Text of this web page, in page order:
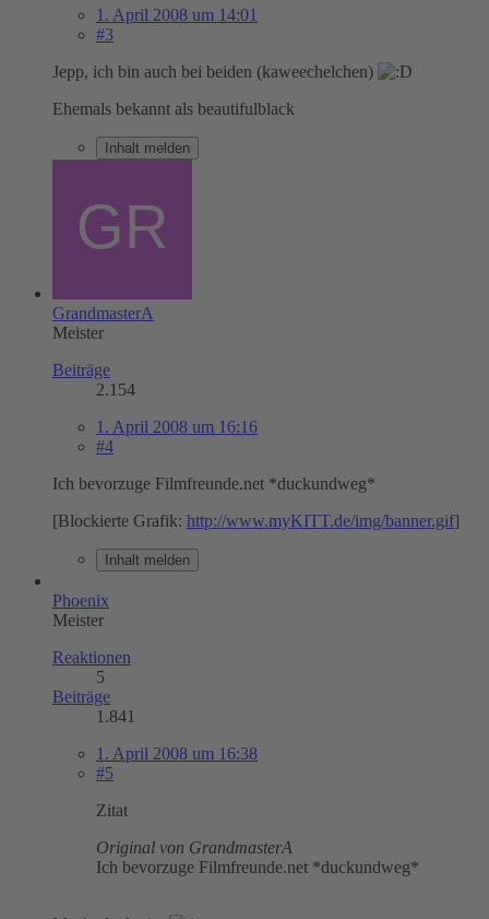
1. April 2008 um 14:01
#3
Jepp, ich bin auch bei beiden (kaweechelchen)
Ehemals bekannt als beautifulblack
Inhalt melden
GrandmasterA
Meister
Beiträge
2.154
1. April 2008 um 16:16
#4
Ich bevorzuge Filmfreunde.net *duckundweg*
[Blockierte Grafik: http://www.myKITT.de/img/banner.gif]
Inhalt melden
Phoenix
Meister
Reaktionen
5
Beiträge
1.841
1. April 2008 um 16:38
#5
Zitat
Original von GrandmasterA
Ich bevorzuge Filmfreunde.net *duckundweg*